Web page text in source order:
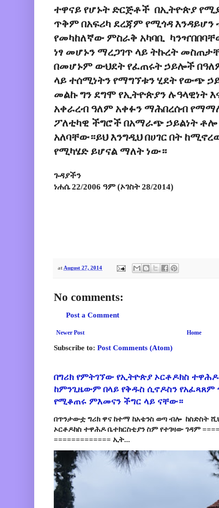
ተዋናይ የሆኑት ድርጅቶች በኢትዮጵያ
ጥቅም በአፍሪካ ደረጃም የሚጎዳ እንዳይሆን
የመካከለኛው ምስራቅ አካባቢ
ነፃ መሆኑን ማረጋገጥ ላይ ትኩረት
በመሆኑም ውህደት የፈጠሩት ኃይሎች
ላይ ተሰሚነትን የማግኘቱን ሂደት የውጭ
መልኩ ግን ደግሞ የኢትዮጵያን ሉዓላዊነት
አቀራረብ ዓለም አቀፉን ማሕበረሰብ
ፖለቲካዊ ችግሮች በአማራጭ ኃይልነት
አለባቸው።ይህ እንግዲህ በሀገር በት
የሚካሄድ ይሆናል ማለት ነው።
ጉዳያችን
ነሐሴ 22/2006 ዓም (ኦገስት 28/2014)
at August 27, 2014
No comments:
Post a Comment
Newer Post Home
Subscribe to: Post Comments (Atom)
በግሪክ የምትገኘው የኢትዮጵያ ኦርቶዶክስ
ከምንጊዜውም በላይ የቅዱስ ሲኖዶስን የአፈጻጸም
የሚቆጠሩ ምእመናን ችግር ላይ ናቸው።
በጥንታውቷ ግሪክ ዋና ከተማ ከአቴንስ ወጣ ብሎ ከስድስት
ኦርቶዶክስ ተዋሕዶ ቤተክርስቲያን ስም የተገዛው ገዳም
============= ኢት...